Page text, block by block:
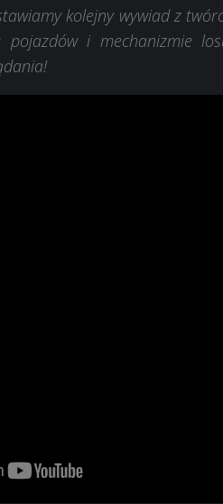
kolejny wywiad z
pojazdów i mechanizmie